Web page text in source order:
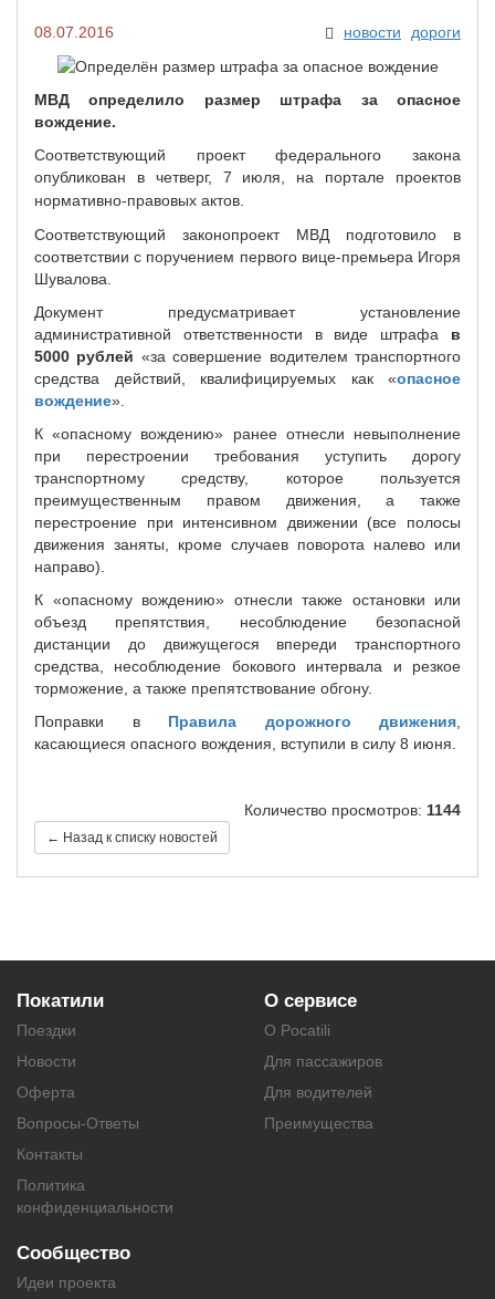
новости дороги
08.07.2016
МВД определило размер штрафа за опасное
вождение.
Соответствующий проект федерального закона
опубликован в четверг, 7 июля, на портале проектов
нормативно-правовых актов.
Соответствующий законопроект МВД подготовило в
соответствии с поручением первого вице-премьераИгоря
Шувалова.
Документ предусматривает установление
административной ответственности в виде штрафа в
5000 рублей «за совершение водителем транспортного
средства действий, квалифицируемых как «опасное
вождение».
К «опасному вождению» ранее отнесли невыполнение
при перестроении требования уступить дорогу
транспортному средству, которое пользуется
преимущественным правом движения, а также
перестроение при интенсивном движении (все полосы
движения заняты, кроме случаев поворота налево или
направо).
К «опасному вождению» отнесли также остановки или
объезд препятствия, несоблюдение безопасной
дистанции до движущегося впереди транспортного
средства, несоблюдение бокового интервала и резкое
торможение, а также препятствование обгону.
Поправки в Правила дорожного движения,
касающиеся опасного вождения, вступили в силу 8 июня.
Количество просмотров: 1144
← Назад к списку новостей
Покатили
Поездки
Новости
Оферта
Вопросы-Ответы
Контакты
Политика
конфиденциальности
О сервисе
О Pocatili
Для пассажиров
Для водителей
Преимущества
Сообщество
Идеи проекта